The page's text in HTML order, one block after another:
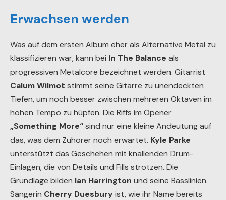
Erwachsen werden
Was auf dem ersten Album eher als Alternative Metal zu
klassifizieren war, kann bei In The Balance als
progressiven Metalcore bezeichnet werden. Gitarrist
Calum Wilmot stimmt seine Gitarre zu unendeckten
Tiefen, um noch besser zwischen mehreren Oktaven im
hohen Tempo zu hüpfen. Die Riffs im Opener
„Something More“sind nur eine kleine Andeutung auf
das, was dem Zuhörer noch erwartet. Kyle Parke
unterstützt das Geschehen mit knallenden Drum-
Einlagen, die von Details und Fills strotzen. Die
Grundlage bilden Ian Harrington und seine Basslinien.
Sängerin Cherry Duesbury ist, wie ihr Name bereits